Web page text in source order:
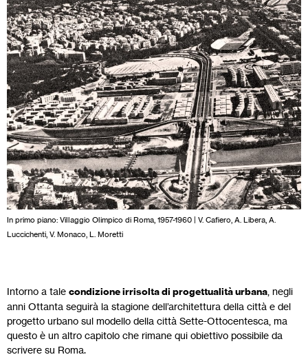
In primo piano: Villaggio Olimpico di Roma, 1957-1960 | V. Cafiero, A. Libera, A.
Luccichenti, V. Monaco, L. Moretti
Intorno a tale condizione irrisolta di progettualità urbana , negli
anni Ottanta seguirà la stagione dell’architettura della città e del
progetto urbano sul modello della città Sette-Ottocentesca, ma
questo è un altro capitolo che rimane qui obiettivo possibile da
scrivere su Roma.